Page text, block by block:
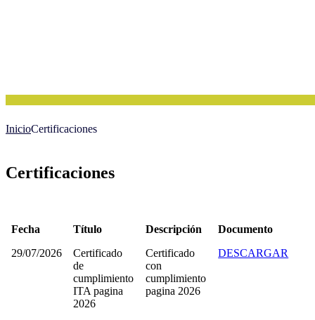
InicioCertificaciones
Certificaciones
Fecha Título Descripción
Documento
29/07/2026
Certificado
de
cumplimiento
ITA pagina
2026
Certificado
con
cumplimiento
pagina 2026
DESCARGAR